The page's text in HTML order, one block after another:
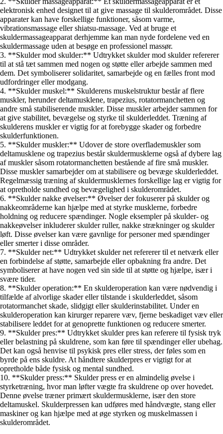
elektronisk enhed designet til at give massage til skulderområdet. Disse
apparater kan have forskellige funktioner, såsom varme,
vibrationsmassage eller shiatsu-massage. Ved at bruge et
skuldermassageapparat derhjemme kan man nyde fordelene ved en
skuldermassage uden at besøge en professionel massør.
3. **Skulder mod skulder:** Udtrykket skulder mod skulder refererer
til at stå tæt sammen med nogen og støtte eller arbejde sammen med
dem. Det symboliserer solidaritet, samarbejde og en fælles front mod
udfordringer eller modgang.
4. **Skulder muskel:** Skulderens muskelstruktur består af flere
muskler, herunder deltamusklene, trapezius, rotatormanchetten og
andre små stabiliserende muskler. Disse muskler arbejder sammen for
at give stabilitet, bevægelse og styrke til skulderleddet. Træning af
skulderens muskler er vigtig for at forebygge skader og forbedre
skulderfunktionen.
5. **Skulder muskler:** Udover de store overflademuskler som
deltamusklene og trapezius består skuldermusklerne også af dybere lag
af muskler såsom rotatormanchetten bestående af fire små muskler.
Disse muskler samarbejder om at stabilisere og bevæge skulderleddet.
Regelmæssig træning af skuldermusklernes forskellige lag er vigtig for
at opretholde sundhed og bevægelighed i skulderområdet.
6. **Skulder nakke øvelser:** Øvelser der fokuserer på skulder og
nakkeområderne kan hjælpe med at styrke musklerne, forbedre
holdning og reducere spændinger. Nogle eksempler på skulder- og
nakkeøvelser inkluderer skulder ruller, nakke strækninger og skulder
løft. Disse øvelser kan være gavnlige for personer med spændinger
eller smerter i disse områder.
7. **Skulder net:** Udtrykket skulder net refererer til et netværk eller
en forbindelse af støtte, samarbejde eller opbakning fra andre. Det
symboliserer at have nogen ved sin side til at støtte og hjælpe, især i
svære tider.
8. **Skulder operation:** En skulderoperation kan være nødvendig i
tilfælde af alvorlige skader eller tilstande i skulderleddet, såsom
rotatormanchet skade, slidgigt eller skulderinstabilitet. Under en
skulderoperation kan kirurger reparere væv, fjerne beskadiget væv eller
stabilisere leddet for at genoprette funktionen og reducere smerter.
9. **Skulder pres:** Udtrykket skulder pres kan referere til fysisk tryk
eller belastning på skuldrene, som kan føre til spændinger eller ubehag.
Det kan også henvise til psykisk pres eller stress, der føles som en
byrde på ens skuldre. At håndtere skulderpres er vigtigt for at
opretholde både fysisk og mental sundhed.
10. **Skulder press:** Skulder press er en almindelig øvelse i
styrketræning, hvor man løfter vægte fra skuldrene op over hovedet.
Denne øvelse træner primært skuldermusklerne, især den store
deltamuskel. Skulderpressen kan udføres med håndvægte, stang eller
maskiner og kan hjælpe med at øge styrken og muskelmassen i
skulderområdet.